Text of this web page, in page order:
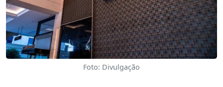
Foto: Divulgação